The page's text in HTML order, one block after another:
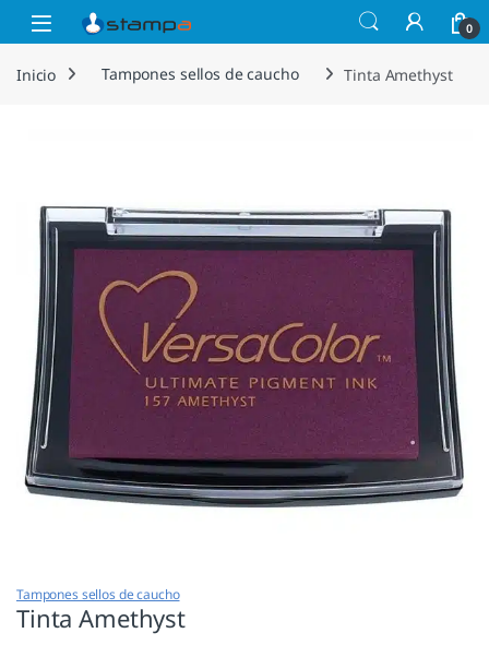
Saltar a la navegación
Saltar al contenido
Open 0
Inicio Tampones sellos de caucho Tinta Amethyst
Tampones sellos de caucho
Tinta Amethyst